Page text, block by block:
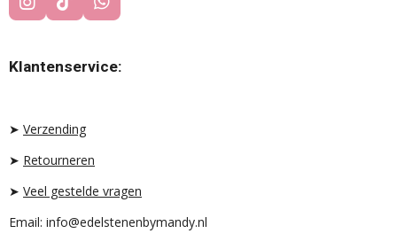
I
N
T
A
A
T
I
T
O
W
H
T
S
Klantenservice:
➤ Verzending
➤ Retourneren
➤ Veel gestelde vragen
Email: info@edelstenenbymandy.nl